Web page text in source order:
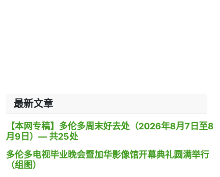
最新文章
【本网专稿】多伦多周末好去处（2026年8月7日至8
月9日）— 共25处
多伦多电视毕业晚会暨加华影像馆开幕典礼圆满举行
（组图）